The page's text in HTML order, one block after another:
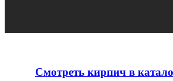
Смотреть кирпич в